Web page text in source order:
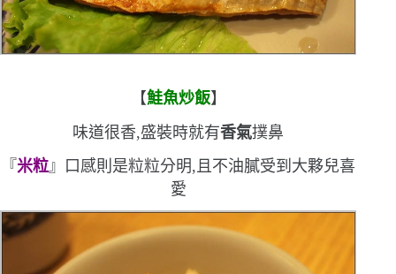
【鮭魚炒飯】
味道很香,盛裝時就有香氣撲鼻
『 米粒』口感則是粒粒分明,且不油膩受到大夥兒喜
愛